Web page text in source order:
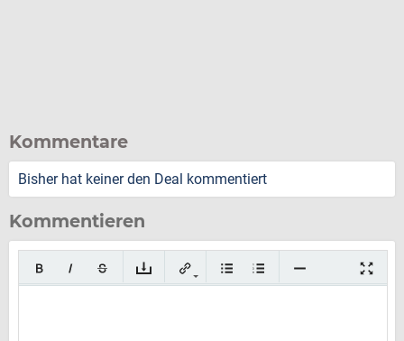
Kommentare
Bisher hat keiner den Deal kommentiert
Kommentieren